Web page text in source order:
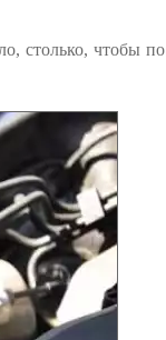
столько, чтобы по